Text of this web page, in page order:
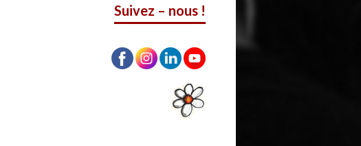
Suivez – nous !